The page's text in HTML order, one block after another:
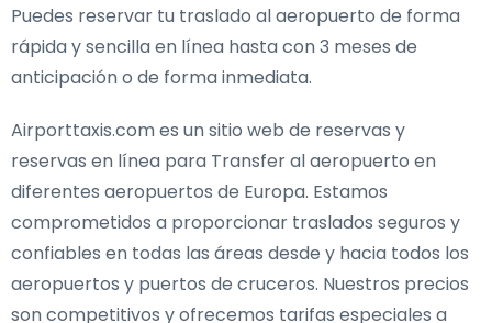
Puedes reservar tu traslado al aeropuerto de forma
rápida y sencilla en línea hasta con 3 meses de
anticipación o de forma inmediata.
Airporttaxis.com es un sitio web de reservas y
reservas en línea para Transfer al aeropuerto en
diferentes aeropuertos de Europa. Estamos
comprometidos a proporcionar traslados seguros y
confiables en todas las áreas desde y hacia todos los
aeropuertos y puertos de cruceros. Nuestros precios
son competitivos y ofrecemos tarifas especiales a